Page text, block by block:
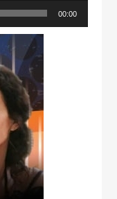
00:00